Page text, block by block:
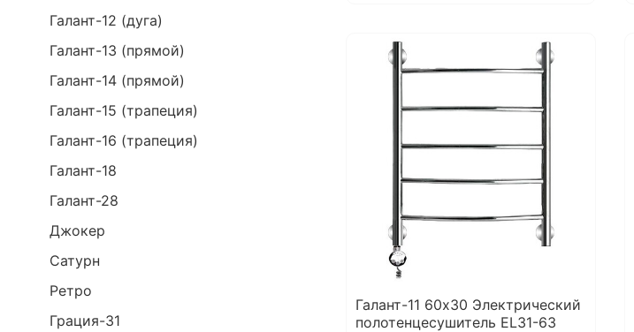
Галант-11 60х30 Электрический
полотенцесушитель EL31-63
Галант-12 (дуга)
Галант-13 (прямой)
Галант-14 (прямой)
Галант-15 (трапеция)
Галант-16 (трапеция)
Галант-18
Галант-28
Джокер
Сатурн
Ретро
Грация-31